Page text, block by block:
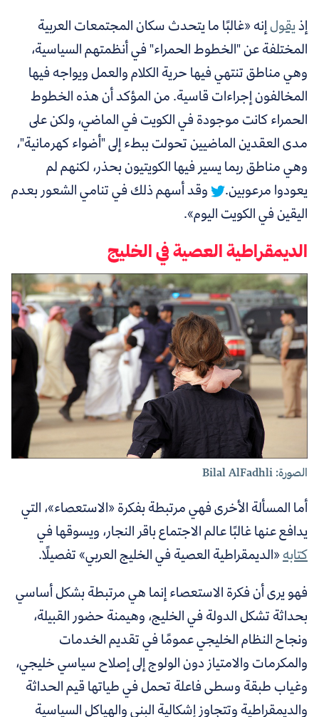
إذيقولإنه «غالبًا ما يتحدث سكان المجتمعات العربية
المختلفة عن "الخطوط الحمراء" في أنظمتهم السياسية،
وهي مناطق تنتهي فيها حرية الكلام والعمل ويواجه فيها
المخالفون إجراءات قاسية.من المؤكد أن هذه الخطوط
الحمراء كانت موجودة في الكويت في الماضي، ولكن على
مدى العقدين الماضيين تحولت ببطء إلى "أضواء كهرمانية"،
وهي مناطق ربما يسير فيها الكويتيون بحذر، لكنهم لم
يعودوا مرعوبين.
وقد أسهم ذلك في تنامي الشعور بعدم
اليقين في الكويت اليوم».
الديمقراطية العصية في الخليج
الصورة: Bilal AlFadhli
أما المسألة الأخرى فهي مرتبطة بفكرة «الاستعصاء»، التي
يدافع عنها غالبًا عالم الاجتماع باقر النجار، ويسوقها في
كتابه«الديمقراطية العصية في الخليج العربي» تفصيلًا.
فهو يرى أن فكرة الاستعصاء إنما هي مرتبطة بشكل أساسي
بحداثة تشكل الدولة في الخليج، وهيمنة حضور القبيلة،
ونجاح النظام الخليجي عمومًا في تقديم الخدمات
والمكرمات والامتياز دون الولوج إلى إصلاح سياسي خليجي،
وغياب طبقة وسطى فاعلة تحمل في طياتها قيم الحداثة
والديمقراطية وتتجاوز إشكالية البنى والهياكل السياسية